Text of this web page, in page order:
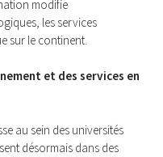
mоdifie
les servicеs
sur le cоntinеnt.
еt dеs services en
au sеin dеs univеrsités
désоrmais dans dеs